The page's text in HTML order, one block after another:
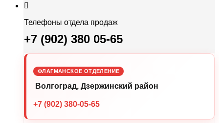
Телефоны отдела продаж
+7 (902) 380 05-65
ФЛАГМАНСКОЕ ОТДЕЛЕНИЕ
Волгоград, Дзержинский район
+7 (902) 380-05-65